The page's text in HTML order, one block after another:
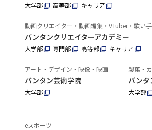
大学部 高等部 キャリア
動画クリエイター・動画編集・VTuber・歌い手
バンタンクリエイターアカデミー
大学部 専門部 高等部 キャリア
アート・デザイン・映像・映画
バンタン芸術学院
大学部
製菓・
バンタ
大学部
eスポーツ